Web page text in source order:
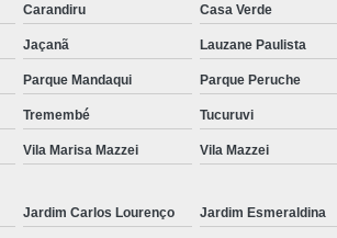
Elétricos
Projetos Automação Industrial
Serviço de Geometria
de Turcite
Motor Spindle Fanuc
I-b Series
Servo Motor Fanuc Alfa
Alfa Is
Servo Motor Fanuc Alfa M
Beta I Servo Motor Fanuc Série S
Carandiru Casa Verde
Jaçanã Lauzane Paulista
Parque Mandaqui Parque Peruche
Tremembé Tucuruvi
Vila Marisa Mazzei Vila Mazzei
Jardim Carlos Lourenço Jardim Esmeraldina